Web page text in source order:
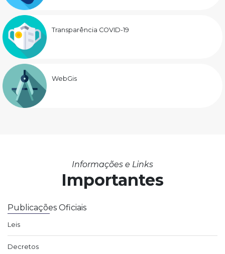
Transparência COVID-19
WebGis
Informações e Links
Importantes
Publicações Oficiais
Leis
Decretos